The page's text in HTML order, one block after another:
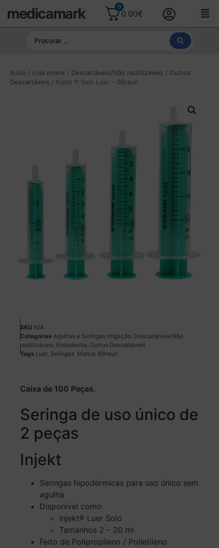
medicamark 0
0.00€
Início / Loja online / Descartáveis/Não reutilizáveis / Outros
Descartáveis / Injekt ® Solo Luer – BBraun
SKU N/A
Categorias Agulhas e Seringas Irrigação, Descartáveis/Não
reutilizáveis, Endodontia, Outros Descartáveis
Tags Luer, Seringas Marca: BBraun
Caixa de 100 Peças.
Seringa de uso único de
2 peças
Injekt
‎Seringas hipodérmicas para uso único sem
agulha‎
‎Disponível como ‎
Injekt® Luer Solo
Tamanhos 2 – 20 ml
‎Feito de Polipropileno / Polietileno‎